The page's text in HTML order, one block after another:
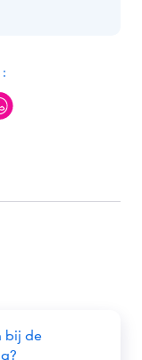
bij de